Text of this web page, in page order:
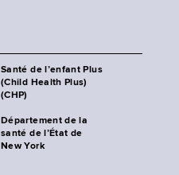
Santé de l’enfant Plus
(Child Health Plus)
(CHP)
Département de la
santé de l’État de
New York